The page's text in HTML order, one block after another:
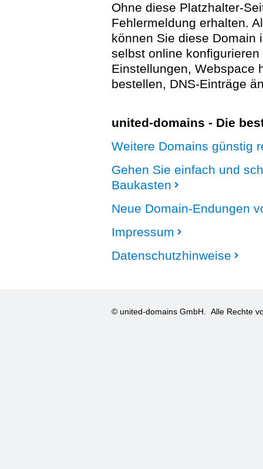
Ohne diese Platzhalter-
Fehlermeldung erhalten.
können Sie diese Domain
selbst online
Einstellungen, Webspace
bestellen, DNS-Einträge
united-domains - Die
Weitere Domains günstig
Gehen Sie einfach und
Baukasten
Neue Domain-Endungen
Impressum
Datenschutzhinweise
© united-domains GmbH. Alle Rechte